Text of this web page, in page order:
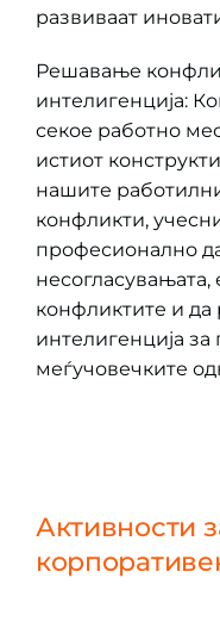
развиваат
Решавање
интелигенција:
секое работно
истиот
нашите
конфликти,
професионално
конфликтите и
интелигенција
меѓучовечките
Активности